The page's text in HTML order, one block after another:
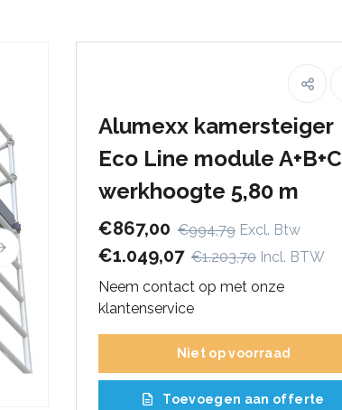
Alumexx kamersteiger
Eco Line module A+B+C
werkhoogte 5,80 m
€867,00 €994,79 Excl. Btw
€1.049,07 €1.203,70 Incl. BTW
Neem contact op met onze
klantenservice
Niet op voorraad
Toevoegen aan offerte